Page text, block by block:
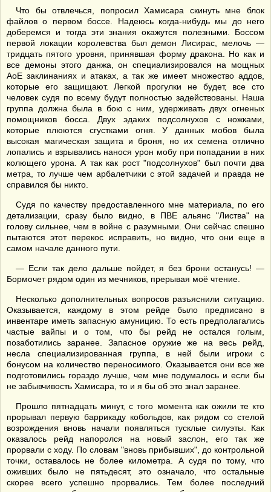
Что бы отвлечься, попросил Хамисара скинуть мне блок
файлов о первом боссе. Надеюсь когда-нибудь мы до него
доберемся и тогда эти знания окажутся полезными. Боссом
первой локации королевства был демон Лисирас, мелочь —
тридцать пятого уровня, принявшая форму дракона. Но как и
все демоны этого данжа, он специализировался на мощных
АоЕ заклинаниях и атаках, а так же имеет множество аддов,
которые его защищают. Легкой прогулки не будет, все сто
человек судя по всему будут полностью задействованы. Наша
группа должна была в бою с ним, удерживать двух огненых
помощников босса. Двух эдаких подсолнухов с ножками,
которые плюются сгустками огня. У данных мобов была
высокая магическая защита и броня, но их семена отлично
лопались и взрывались нанося урон мобу при попадании в них
колющего урона. А так как рост "подсолнухов" был почти два
метра, то лучше чем арбалетчики с этой задачей и правда не
справился бы никто.
Судя по качеству предоставленного мне материала, по его
детализации, сразу было видно, в ПВЕ альянс "Листва" на
голову сильнее, чем в войне с разумными. Они сейчас спешно
пытаются этот перекос исправить, но видно, что они еще в
самом начале данного пути.
— Если так дело дальше пойдет, я без брони останусь! —
Бормочет рядом один из мечников, прерывая моё чтение.
Несколько дополнительных вопросов разъяснили ситуацию.
Оказывается, каждому в этом рейде было предписано в
инвентаре иметь запасную амуницию. То есть предполагались
частые вайпы и о том, что бы рейд не остался голым,
позаботились заранее. Запасное оружие же на весь рейд,
несла специализированная группа, в ней были игроки с
бонусом на количество переносимого. Оказывается они все же
подготовились гораздо лучше, чем мне подумалось и если бы
не забывчивость Хамисара, то и я бы об это знал заранее.
Прошло пятнадцать минут, с того момента как ожили те кто
прорывал первую баррикаду кобольдов, как рядом со стелой
возрождения вновь начали появляться тусклые силуэты. Как
оказалось рейд напоролся на новый заслон, его так же
прорвали с ходу. По словам "вновь прибывших", до контрольной
точки, оставалось не более километра. А судя по тому, что
оживших было не пятьдесят, это означало, что остальные
скорее всего успешно прорвались. Тем более последний